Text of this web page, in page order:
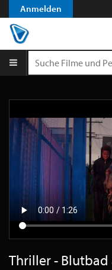
Anmelden